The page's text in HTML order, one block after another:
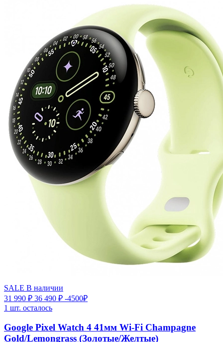
SALE В наличии
31 990 ₽ 36 490 ₽ -4500₽
1 шт. осталось
Google Pixel Watch 4 41мм Wi-Fi Champagne
Gold/Lemongrass (Золотые/Желтые)